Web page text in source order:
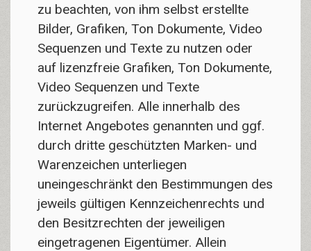
zu beachten, von ihm selbst erstellte
Bilder, Grafiken, Ton Dokumente, Video
Sequenzen und Texte zu nutzen oder
auf lizenzfreie Grafiken, Ton Dokumente,
Video Sequenzen und Texte
zurückzugreifen. Alle innerhalb des
Internet Angebotes genannten und ggf.
durch dritte geschützten Marken- und
Warenzeichen unterliegen
uneingeschränkt den Bestimmungen des
jeweils gültigen Kennzeichenrechts und
den Besitzrechten der jeweiligen
eingetragenen Eigentümer. Allein